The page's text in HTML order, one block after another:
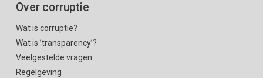
Over corruptie
Wat is corruptie?
Wat is ’transparency’?
Veelgestelde vragen
Regelgeving